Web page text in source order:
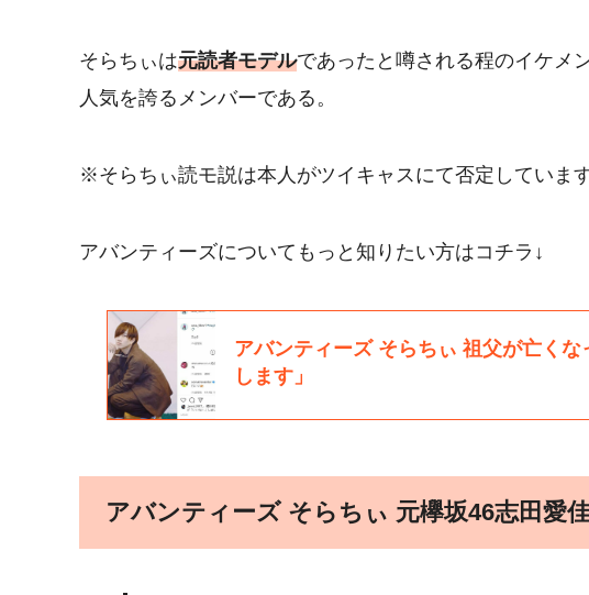
そらちぃは元読者モデルであったと噂される程のイケメ
人気を誇るメンバーである。
※そらちぃ読モ説は本人がツイキャスにて否定していま
アバンティーズについてもっと知りたい方はコチラ↓
アバンティーズ そらちぃ 元欅坂46志田愛